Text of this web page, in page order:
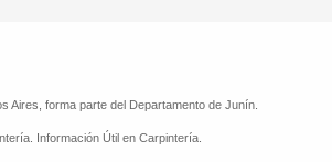
Aires, forma parte del Departamento de Junín.
Información Útil en Carpintería.